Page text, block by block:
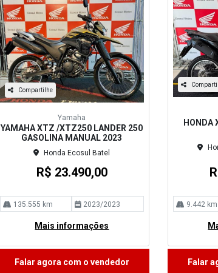
Compartilhe
Yamaha
YAMAHA XTZ /XTZ250 LANDER 250
GASOLINA MANUAL 2023
Honda Ecosul Batel
R$ 23.490,00
135.555 km 2023/2023
Mais informações
Falar agora com o vendedor
HONDA
9.442 km
Falar